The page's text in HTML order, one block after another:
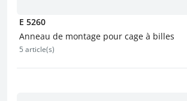
E 5260
Anneau de montage pour cage à billes
5 article(s)